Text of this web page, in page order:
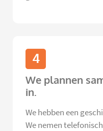
4
We plannen
in.
We hebben een
We nemen